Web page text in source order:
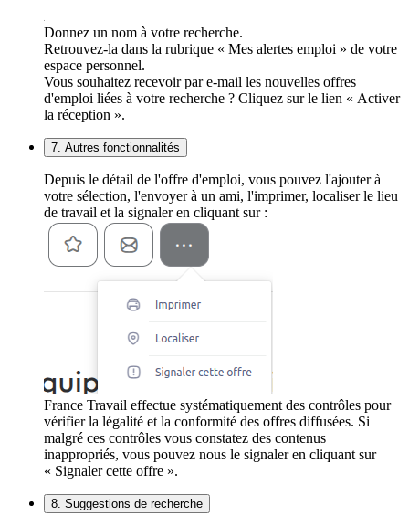
Donnez un nom à votre recherche.
Retrouvez-la dans la rubrique « Mes alertes emploi » de votre
espace personnel.
Vous souhaitez recevoir par e-mail les nouvelles offres
d'emploi liées à votre recherche ? Cliquez sur le lien « Activer
la réception ».
7. Autres fonctionnalités
Depuis le détail de l'offre d'emploi, vous pouvez l'ajouter à
votre sélection, l'envoyer à un ami, l'imprimer, localiser le lieu
de travail et la signaler en cliquant sur :
France Travail effectue systématiquement des contrôles pour
vérifier la légalité et la conformité des offres diffusées. Si
malgré ces contrôles vous constatez des contenus
inappropriés, vous pouvez nous le signaler en cliquant sur
« Signaler cette offre ».
8. Suggestions de recherche